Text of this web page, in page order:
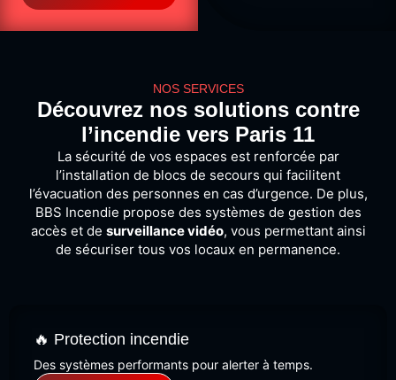
NOS SERVICES
Découvrez nos solutions contre
l’incendie vers Paris 11
La sécurité de vos espaces est renforcée par
l’installation de blocs de secours qui facilitent
l’évacuation des personnes en cas d’urgence. De plus,
BBS Incendie propose des systèmes de gestion des
accès et de surveillance vidéo, vous permettant ainsi
de sécuriser tous vos locaux en permanence.
🔥 Protection incendie
Des systèmes performants pour alerter à temps.